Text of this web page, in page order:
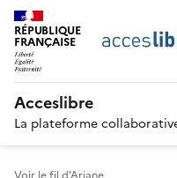
RÉPUBLIQUE
FRANÇAISE
Acceslibre
La plateforme